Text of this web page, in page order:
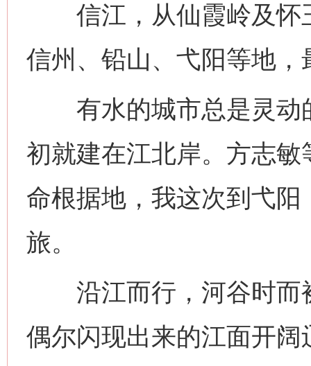
信江，从仙霞岭及怀
信州、铅山、弋阳等地
有水的城市总是灵动
初就建在江北岸。方志
命根据地，我这次到弋
旅。
沿江而行，河谷时而
偶尔闪现出来的江面开